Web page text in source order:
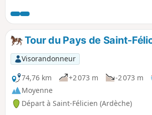
Mont Besset par l'Est.
Tour du Pays de Saint-
Visorandonneur
74,76 km
+2 073 m -2 073 m
Moyenne
Départ à Saint-Félicien (Ardèche)